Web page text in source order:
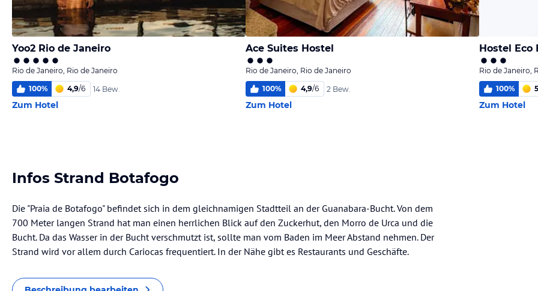
Yoo2 Rio de Janeiro
Rio de Janeiro, Rio de Janeiro
100% 4,9/6 14 Bew.
Zum Hotel
Ace Suites Hostel
Rio de Janeiro, Rio de Janeiro
100% 4,9/6 2 Bew.
Zum Hotel
Hostel Eco
Rio de Janeiro,
100%
Zum Hotel
Infos Strand Botafogo
Die "Praia de Botafogo" befindet sich in dem gleichnamigen Stadtteil an der Guanabara-Bucht. Von dem
700 Meter langen Strand hat man einen herrlichen Blick auf den Zuckerhut, den Morro de Urca und die
Bucht. Da das Wasser in der Bucht verschmutzt ist, sollte man vom Baden im Meer Abstand nehmen. Der
Strand wird vor allem durch Cariocas frequentiert. In der Nähe gibt es Restaurants und Geschäfte.